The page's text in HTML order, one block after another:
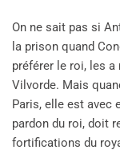
On ne sait pas si
la prison quand
préférer le roi, les
Vilvorde. Mais
Paris, elle est avec
pardon du roi, doit
fortifications du